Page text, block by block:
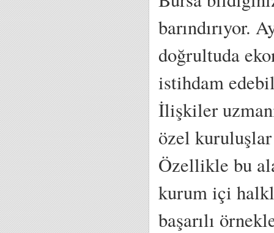
barındırıyor.
doğrultuda
istihdam
İlişkiler
özel
Özellikle bu
kurum içi
başarılı